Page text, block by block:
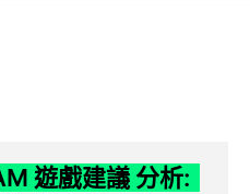
遊戲建議 分析: